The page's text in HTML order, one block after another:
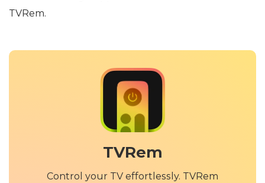
TVRem.
TVRem
Control your TV effortlessly. TVRem